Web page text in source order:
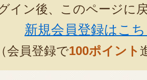
グイン後、このページに
新規会員登録はこ
（会員登録で100ポイント